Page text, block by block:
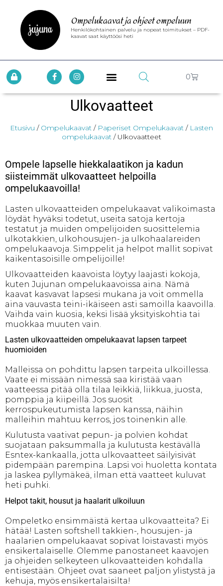
Ompelukaavat ja ohjeet ompeluun
Henkilökohtainen palvelu ja nopeat toimitukset – PDF-
kaavat saat käyttöösi heti
0
Ulkovaatteet
Etusivu / Ompelukaavat / Paperiset Ompelukaavat / Lasten
ompelukaavat / Ulkovaatteet
Ompele lapselle hiekkalaatikon ja kadun
siisteimmät ulkovaatteet helpoilla
ompelukaavoilla!
Lasten ulkovaatteiden ompelukaavat valikoimasta
löydät hyväksi todetut, useita satoja kertoja
testatut ja muiden ompelijoiden suosittelemia
ulkotakkien, ulkohousujen- ja ulkohaalareiden
ompelukaavoja. Simppelit ja helpot mallit sopivat
kaikentasoisille ompelijoille!
Ulkovaatteiden kaavoista löytyy laajasti kokoja,
kuten Jujunan ompelukaavoissa aina. Nämä
kaavat kasvavat lapsesi mukana ja voit ommella
aina vauvasta teini-ikäiseen asti samoilla kaavoilla.
Vaihda vain kuosia, keksi lisää yksityiskohtia tai
muokkaa muuten vain.
Lasten ulkovaatteiden ompelukaavat lapsen tarpeet
huomioiden
Malleissa on pohdittu lapsen tarpeita ulkoillessa.
Vaate ei missään nimessä saa kiristää vaan
vaatteessa pitää olla tilaa leikkiä, liikkua, juosta,
pomppia ja kiipeillä. Jos suosit
kerrospukeutumista lapsen kanssa, näihin
malleihin mahtuu kerros, jos toinenkin alle.
Kulutusta vaativat pepun- ja polvien kohdat
suojataan paksummalla ja kulutusta kestävällä
Esntex-kankaalla, jotta ulkovaatteet säilyisivät
pidempään parempina. Lapsi voi huoletta kontata
ja laskea pyllymäkeä, ilman että vaatteet kuluvat
heti puhki.
Helpot takit, housut ja haalarit ulkoiluun
Ompeletko ensimmäistä kertaa ulkovaatteita? Ei
hätää! Lasten softshell takkien-, housujen- ja
haalarien ompelukaavat sopivat loistavasti myös
ensikertalaiselle. Olemme panostaneet kaavojen
ja ohjeiden selkeyteen ulkovaatteiden kohdalla
entisestään. Ohjeet ovat saaneet paljon ylistystä ja
kehuja, myös ensikertalaisilta!